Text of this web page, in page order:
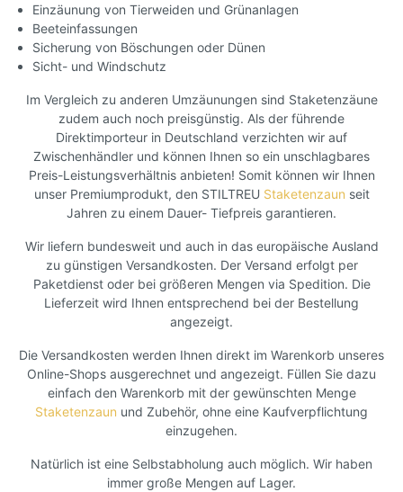
Einzäunung von Tierweiden und Grünanlagen
Beeteinfassungen
Sicherung von Böschungen oder Dünen
Sicht- und Windschutz
Im Vergleich zu anderen Umzäunungen sind Staketenzäune
zudem auch noch preisgünstig. Als der führende
Direktimporteur in Deutschland verzichten wir auf
Zwischenhändler und können Ihnen so ein unschlagbares
Preis-Leistungsverhältnis anbieten! Somit können wir Ihnen
unser Premiumprodukt, den STILTREU Staketenzaun seit
Jahren zu einem Dauer- Tiefpreis garantieren.
Wir liefern bundesweit und auch in das europäische Ausland
zu günstigen Versandkosten. Der Versand erfolgt per
Paketdienst oder bei größeren Mengen via Spedition. Die
Lieferzeit wird Ihnen entsprechend bei der Bestellung
angezeigt.
Die Versandkosten werden Ihnen direkt im Warenkorb unseres
Online-Shops ausgerechnet und angezeigt. Füllen Sie dazu
einfach den Warenkorb mit der gewünschten Menge
Staketenzaun und Zubehör, ohne eine Kaufverpflichtung
einzugehen.
Natürlich ist eine Selbstabholung auch möglich. Wir haben
immer große Mengen auf Lager.